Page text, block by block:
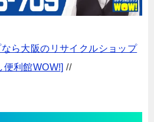
ら大阪のリサイクルショップ
便利館WOW!] //